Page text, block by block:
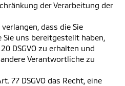
der Verarbeitung der
dass die Sie
Sie uns bereitgestellt haben,
DSGVO zu erhalten und
Verantwortliche zu
77 DSGVO das Recht, eine